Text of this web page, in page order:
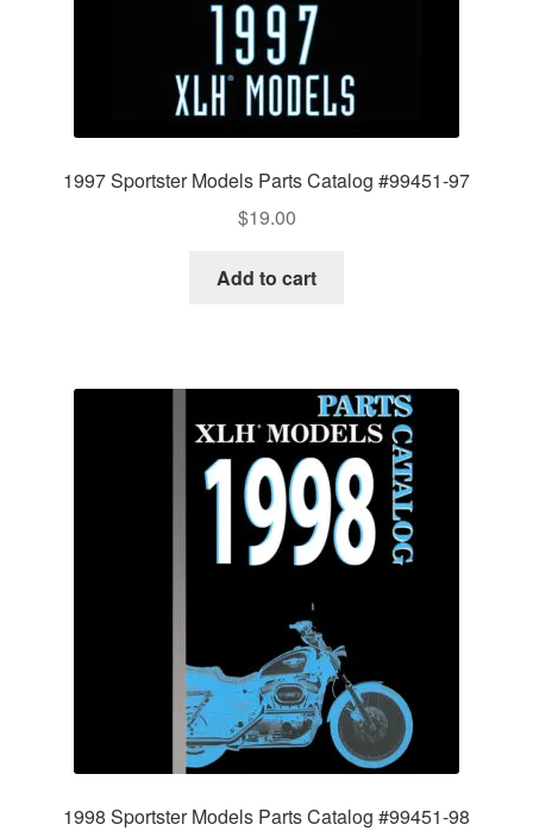
1997 Sportster Models Parts Catalog #99451-97
$19.00
Add to cart
1998 Sportster Models Parts Catalog #99451-98